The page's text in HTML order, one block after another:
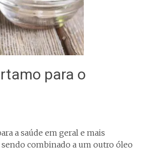
para o
a saúde em geral e mais
combinado a um outro óleo